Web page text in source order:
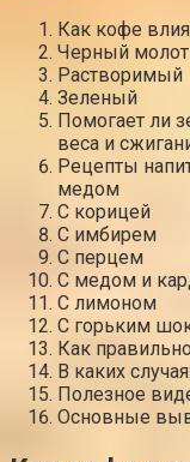
Как кофе
Черный
Растворимый
Зеленый
Помогает ли
веса и
Рецепты
медом
С корицей
С имбирем
С перцем
С медом и
С лимоном
С горьким
Как
В каких
Полезное
Основные